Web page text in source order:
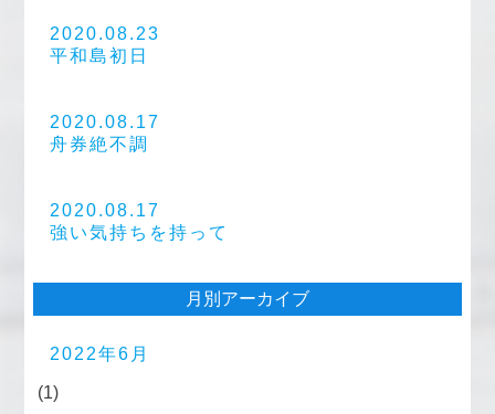
2020.08.23
平和島初日
2020.08.17
舟券絶不調
2020.08.17
強い気持ちを持って
月別アーカイブ
2022年6月
(1)